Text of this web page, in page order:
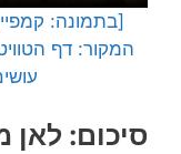
[בתמונה:
המקור: דף
סיכום: לאן